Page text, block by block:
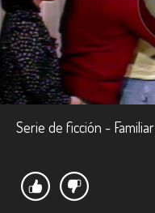
Serie de ficción - Familiar